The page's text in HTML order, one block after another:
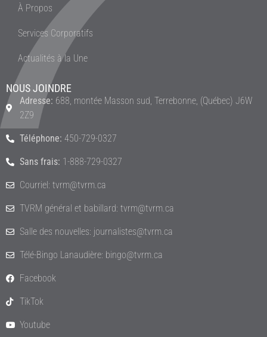
À Propos
Services Corporatifs
Actualités à la Une
NOUS JOINDRE
Adresse: 688, montée Masson sud, Terrebonne, (Québec) J6W
2Z9
Téléphone: 450-729-0327
Sans frais: 1-888-729-0327
Courriel: tvrm@tvrm.ca
TVRM général et babillard: tvrm@tvrm.ca
Salle des nouvelles: journalistes@tvrm.ca
Télé-Bingo Lanaudière: bingo@tvrm.ca
Facebook
TikTok
Youtube